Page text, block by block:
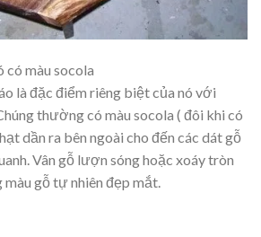
màu socola
là đặc điểm riêng biệt của nó với
thường có màu socola ( đôi khi có
dần ra bên ngoài cho đến các dát gỗ
Vân gỗ lượn sóng hoặc xoáy tròn
gỗ tự nhiên đẹp mắt.